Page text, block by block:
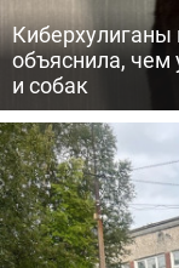
Киберхулиганы
объяснила,
и собак